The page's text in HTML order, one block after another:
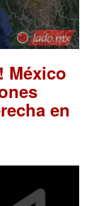
México
en